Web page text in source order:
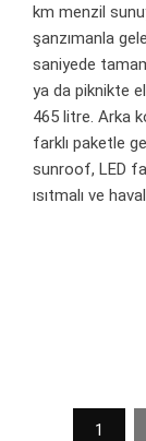
km menzil
şanzımanla
saniyede
ya da piknikte
465 litre. Arka
farklı paketle
sunroof, LED
ısıtmalı ve
1